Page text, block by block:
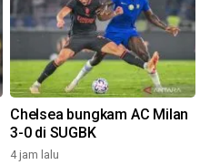
Chelsea bungkam AC Milan
3-0 di SUGBK
4 jam lalu